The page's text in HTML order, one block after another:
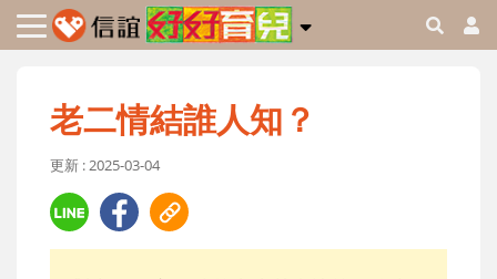
老二情結誰人知？
更新 : 2025-03-04